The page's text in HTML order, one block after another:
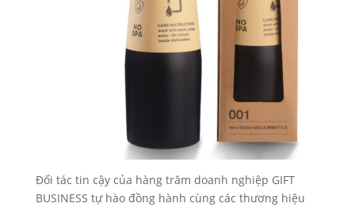
Đối tác tin cậy của hàng trăm doanh nghiệp GIFT
BUSINESS tự hào đồng hành cùng các thương hiệu